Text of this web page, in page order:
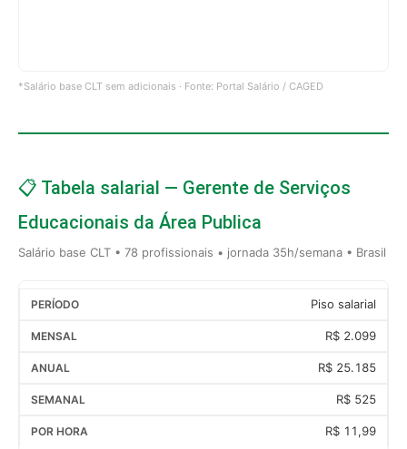
*Salário base CLT sem adicionais · Fonte: Portal Salário / CAGED
📋 Tabela salarial — Gerente de Serviços
Educacionais da Área Publica
Salário base CLT • 78 profissionais • jornada 35h/semana • Brasil
Piso salarial
R$ 2.099
R$ 25.185
R$ 525
R$ 11,99